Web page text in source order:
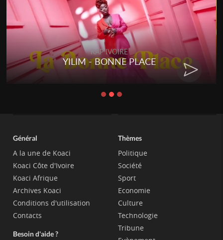
RAP IVOIRE
RENARD BARAKISSA - DOS DE
CHAT
Général
A la une de Koaci
Koaci Côte d'Ivoire
Koaci Afrique
Archives Koaci
Conditions d'utilisation
Contacts
Besoin d'aide ?
Thèmes
Politique
Société
Sport
Economie
Culture
Technologie
Tribune